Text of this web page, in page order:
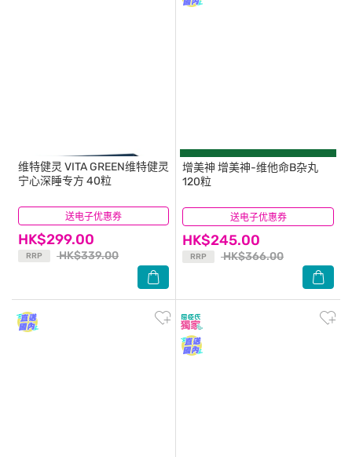
送电子优惠券
维特健灵 VITA GREEN维特健灵
宁心深睡专方 40粒
HK$299.00
RRP HK$339.00
(4) 送电子优惠券
增美神 增美神-维他命B杂丸
120粒
HK$245.00
RRP HK$366.00
(53)